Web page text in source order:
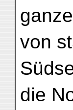
von
die